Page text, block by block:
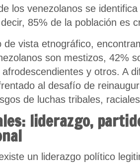
los venezolanos se
85% de la población es
de vista etnográfico,
son mestizos, 42%
y otros. A
al desafío de
de luchas tribales,
liderazgo,
un liderazgo político